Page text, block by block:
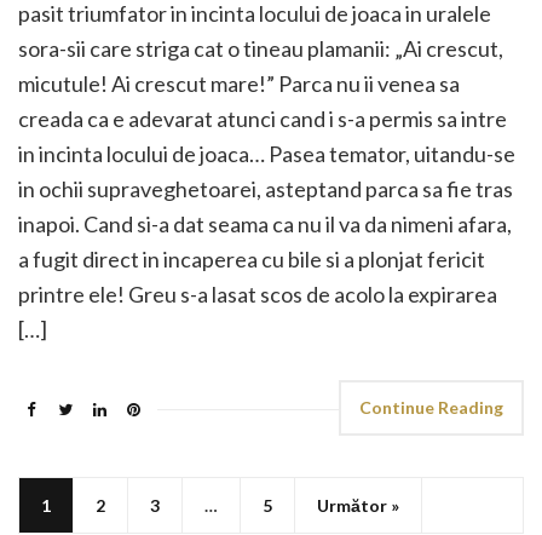
pasit triumfator in incinta locului de joaca in uralele
sora-sii care striga cat o tineau plamanii: „Ai crescut,
micutule! Ai crescut mare!” Parca nu ii venea sa
creada ca e adevarat atunci cand i s-a permis sa intre
in incinta locului de joaca… Pasea temator, uitandu-se
in ochii supraveghetoarei, asteptand parca sa fie tras
inapoi. Cand si-a dat seama ca nu il va da nimeni afara,
a fugit direct in incaperea cu bile si a plonjat fericit
printre ele! Greu s-a lasat scos de acolo la expirarea
[…]
Continue Reading
1 2 3 … 5 Următor »